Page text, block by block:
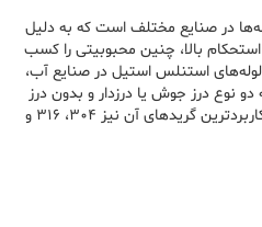
در صنایع مختلف است که به دلیل
بالا، چنین محبوبیتی را کسب
استنلس استیل در صنایع آب،
نوع درز جوش یا درزدار و بدون درز
یا مانیسمان تقسیم می‌شوند و پرکاربردترین گریدهای آن نیز ۳۰۴، ۳۱۶ و